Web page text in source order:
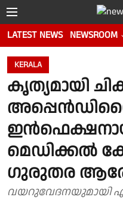
LATEST NEWS NEWSROOM
KERALA
കൃത്യമായി
മെഡിക്കൽ
ഗുരുതര
വയറുവേദനയുമായി